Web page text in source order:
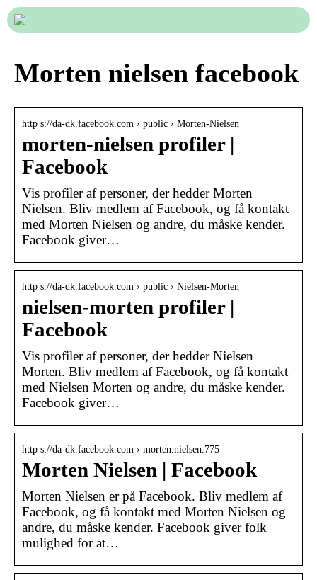
Morten nielsen facebook
http s://da-dk.facebook.com › public › Morten-Nielsen
morten-nielsen profiler |
Facebook
Vis profiler af personer, der hedder Morten
Nielsen. Bliv medlem af Facebook, og få kontakt
med Morten Nielsen og andre, du måske kender.
Facebook giver…
http s://da-dk.facebook.com › public › Nielsen-Morten
nielsen-morten profiler |
Facebook
Vis profiler af personer, der hedder Nielsen
Morten. Bliv medlem af Facebook, og få kontakt
med Nielsen Morten og andre, du måske kender.
Facebook giver…
http s://da-dk.facebook.com › morten.nielsen.775
Morten Nielsen | Facebook
Morten Nielsen er på Facebook. Bliv medlem af
Facebook, og få kontakt med Morten Nielsen og
andre, du måske kender. Facebook giver folk
mulighed for at…